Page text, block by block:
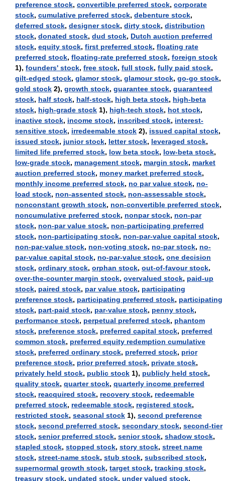
preference stock, convertible preferred stock, corporate
stock, cumulative preferred stock, debenture stock,
deferred stock, designer stock, dirty stock, distribution
stock, donated stock, dud stock, Dutch auction preferred
stock, equity stock, first preferred stock, floating rate
preferred stock, floating-rate preferred stock, foreign stock
1), founders' stock, free stock, full stock, fully paid stock,
gilt-edged stock, glamor stock, glamour stock, go-go stock,
gold stock 2), growth stock, guarantee stock, guaranteed
stock, half stock, half-stock, high beta stock, high-beta
stock, high-grade stock 1), high-tech stock, hot stock,
inactive stock, income stock, inscribed stock, interest-
sensitive stock, irredeemable stock 2), issued capital stock,
issued stock, junior stock, letter stock, leveraged stock,
limited life preferred stock, low beta stock, low-beta stock,
low-grade stock, management stock, margin stock, market
auction preferred stock, money market preferred stock,
monthly income preferred stock, no par value stock, no-
load stock, non-assented stock, non-assessable stock,
nonconstant growth stock, non-convertible preferred stock,
noncumulative preferred stock, nonpar stock, non-par
stock, non-par value stock, non-participating preferred
stock, non-participating stock, non-par-value capital stock,
non-par-value stock, non-voting stock, no-par stock, no-
par-value capital stock, no-par-value stock, one decision
stock, ordinary stock, orphan stock, out-of-favour stock,
over-the-counter margin stock, overvalued stock, paid-up
stock, paired stock, par value stock, participating
preference stock, participating preferred stock, participating
stock, part-paid stock, par-value stock, penny stock,
performance stock, perpetual preferred stock, phantom
stock, preference stock, preferred capital stock, preferred
common stock, preferred equity redemption cumulative
stock, preferred ordinary stock, preferred stock, prior
preference stock, prior preferred stock, private stock,
privately held stock, public stock 1), publicly held stock,
quality stock, quarter stock, quarterly income preferred
stock, reacquired stock, recovery stock, redeemable
preferred stock, redeemable stock, registered stock,
restricted stock, seasonal stock 1), second preference
stock, second preferred stock, secondary stock, second-tier
stock, senior preferred stock, senior stock, shadow stock,
stapled stock, stopped stock, story stock, street name
stock, street-name stock, stub stock, subscribed stock,
supernormal growth stock, target stock, tracking stock,
treasury stock, undated stock, under valued stock,